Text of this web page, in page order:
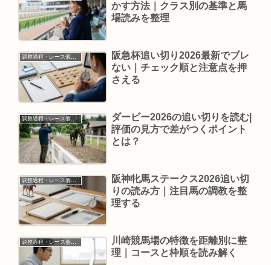
かす方法｜クラス別の基準と馬
場読みを整理
調整過程・レース個別情報
阪急杯追い切り2026最新でブレ
ない｜チェック順と注意点を押
さえる
調整過程・レース個別情報
ダービー2026の追い切りを読む|
評価の見方で差がつくポイント
とは？
阪神牝馬ステークス2026追い切
りの読み方｜注目馬の調教を整
理する
川崎競馬場の特徴を距離別に整
理｜コースと枠順を読み解く